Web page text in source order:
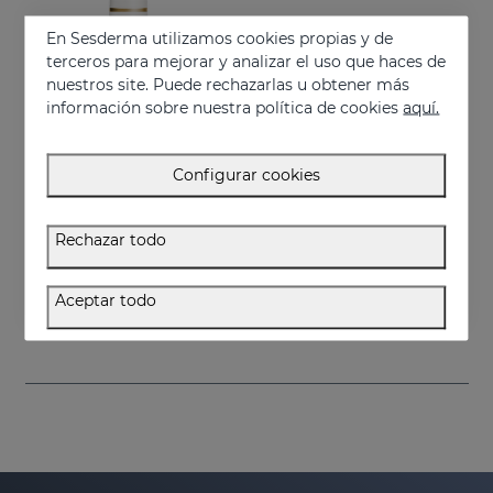
Tratamiento antiedad para todas las pieles
58.95 €
En Sesderma utilizamos cookies propias y de
terceros para mejorar y analizar el uso que haces de
nuestros site. Puede rechazarlas u obtener más
información sobre nuestra política de cookiesaquí.
Configurar cookies
Rechazar todo
Aceptar todo